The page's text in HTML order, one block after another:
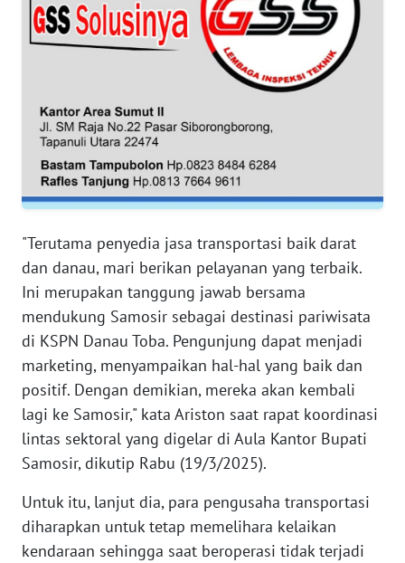
"Terutama penyedia jasa transportasi baik darat
dan danau, mari berikan pelayanan yang terbaik.
Ini merupakan tanggung jawab bersama
mendukung Samosir sebagai destinasi pariwisata
di KSPN Danau Toba. Pengunjung dapat menjadi
marketing, menyampaikan hal-hal yang baik dan
positif. Dengan demikian, mereka akan kembali
lagi ke Samosir," kata Ariston saat rapat koordinasi
lintas sektoral yang digelar di Aula Kantor Bupati
Samosir, dikutip Rabu (19/3/2025).
Untuk itu, lanjut dia, para pengusaha transportasi
diharapkan untuk tetap memelihara kelaikan
kendaraan sehingga saat beroperasi tidak terjadi
WN
SERAMBI
WN
SULTRA
WN
WN
SULTENG
WN
SULBAR
WN
SUMBAR
WN